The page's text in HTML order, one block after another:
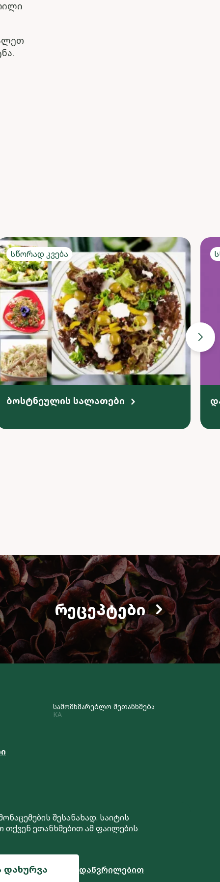
Სწორად კვება
ბოსტნეულის სალათები
ᲠᲔᲪᲔᲞᲢᲔᲑᲘ
სამომხმარებლო შეთანხმება
KA
შესანახად. საიტის
თქვენ ეთანხმებით ამ ფაილების
დახურვა დაწვრილებით